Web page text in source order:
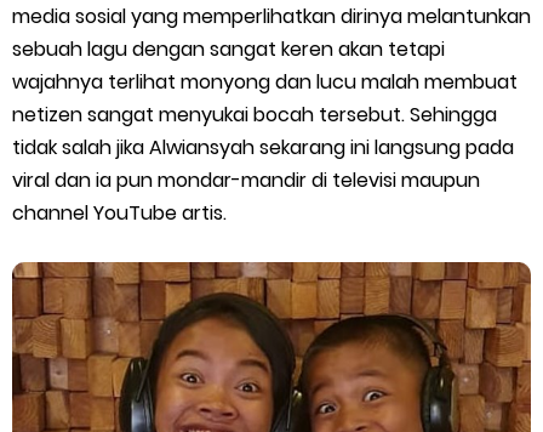
Cara Mudah Melihat QR dan Barcode Shopeepay
Enroute Drop: Arti dan Penjelasan Resi Gosend
Cara Transfer Gopay ke Shopeepay Tanpa Potongan
Cara Ping Server Shopee Food 2022
Cara Menghubungi CS Lalamove dan Jam Operasionalnya
Cara Mengatasi Aplikasi Gojek Mengalami Gangguan
DNS Server Gojek Driver Terbaru 2026: Panduan Lengkap DNS
media sosial yang memperlihatkan dirinya melantunkan
sebuah lagu dengan sangat keren akan tetapi
wajahnya terlihat monyong dan lucu malah membuat
netizen sangat menyukai bocah tersebut. Sehingga
tidak salah jika Alwiansyah sekarang ini langsung pada
viral dan ia pun mondar-mandir di televisi maupun
channel YouTube artis.